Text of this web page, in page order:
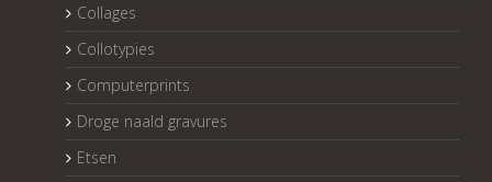
Collages
Collotypies
Computerprints
Droge naald gravures
Etsen